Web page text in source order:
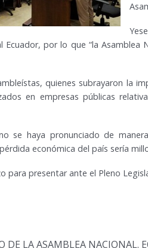
Ecuador, por lo que “la
quienes subrayaron la
en empresas públicas
se haya pronunciado de
económica del país sería
para presentar ante el Pleno